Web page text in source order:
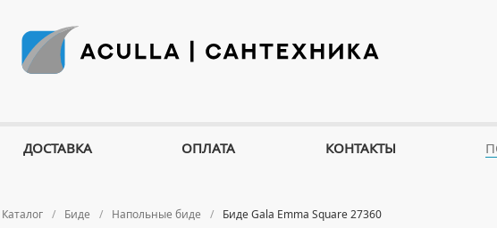
Каталог Биде Напольные биде Биде Gala Emma Square 27360
ДОСТАВКА ОПЛАТА КОНТАКТЫ